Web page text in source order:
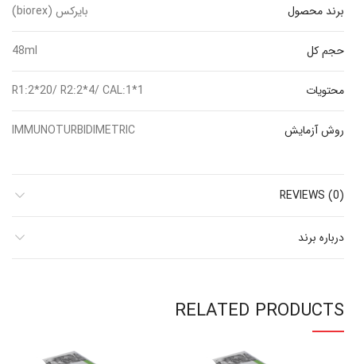
برند محصول بایرکس (biorex)
حجم کل 48ml
محتویات R1:2*20/ R2:2*4/ CAL:1*1
روش آزمایش IMMUNOTURBIDIMETRIC
REVIEWS (0)
درباره برند
RELATED PRODUCTS